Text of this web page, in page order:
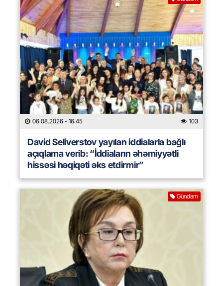
06.08.2026 - 16:45 103
David Seliverstov yayılan iddialarla bağlı
açıqlama verib: “İddiaların əhəmiyyətli
hissəsi həqiqəti əks etdirmir”
Gündəm